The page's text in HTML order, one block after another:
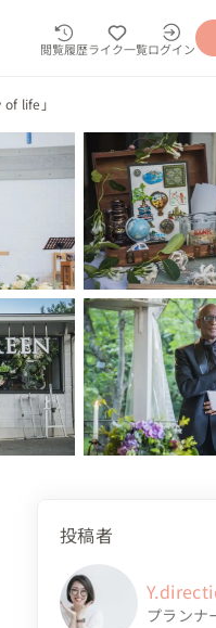
閲覧履歴ライク一覧ログイン
life」
投稿者
プランナ